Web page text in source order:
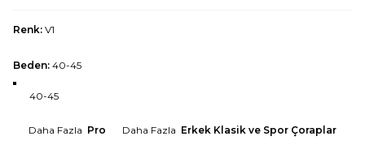
Renk: V1
Beden: 40-45
40-45
Daha Fazla Pro Daha Fazla Erkek Klasik ve Spor Çoraplar